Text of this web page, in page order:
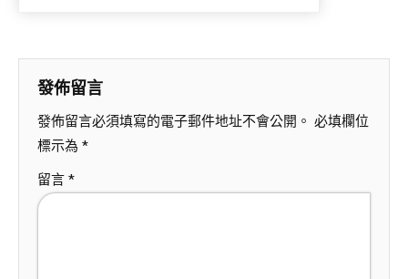
發佈留言
發佈留言必須填寫的電子郵件地址不會公開。 必填欄位
標示為 *
留言 *